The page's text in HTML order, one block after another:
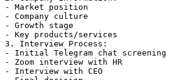
- Market position
- Company culture
- Growth stage
- Key products/services
3. Interview Process:
- Initial Telegram chat screening
- Zoom interview with HR
- Interview with CEO